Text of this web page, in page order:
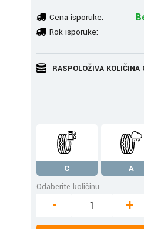
Cena isporuke:
Rok isporuke:
RASPOLOŽIVA KOLIČINA
C A
Odaberite količinu
- +